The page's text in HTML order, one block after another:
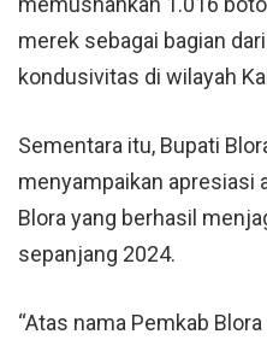
merek sebagai bagian
kondusivitas di wilayah
Sementara itu, Bupati
menyampaikan apresiasi
Blora yang berhasil
sepanjang 2024.
“Atas nama Pemkab